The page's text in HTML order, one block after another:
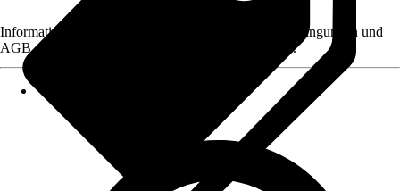
Informationen des Verkäufers, wie z. B. Rückgabebedingungen und
AGB, finden Sie bei Klick auf den Verkäufernamen.